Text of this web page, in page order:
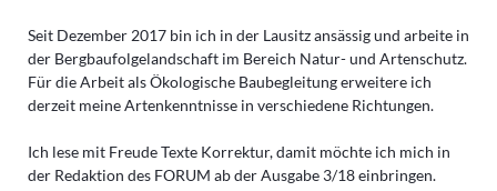
Seit Dezember 2017 bin ich in der Lausitz ansässig und arbeite in
der Bergbaufolgelandschaft im Bereich Natur- und Artenschutz.
Für die Arbeit als Ökologische Baubegleitung erweitere ich
derzeit meine Artenkenntnisse in verschiedene Richtungen.
Ich lese mit Freude Texte Korrektur, damit möchte ich mich in
der Redaktion des FORUM ab der Ausgabe 3/18 einbringen.